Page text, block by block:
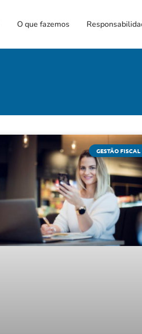
O que fazemos
GESTÃO FISCAL